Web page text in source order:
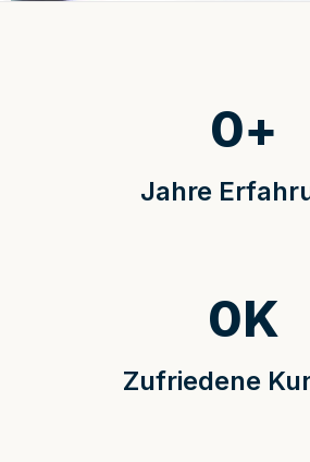
Jahre
0+
Zufriedene
0K